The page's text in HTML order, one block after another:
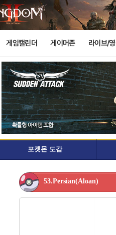
게임캘린더 게이머존 라이브/
포켓몬 도감
53.Persian(Aloan)